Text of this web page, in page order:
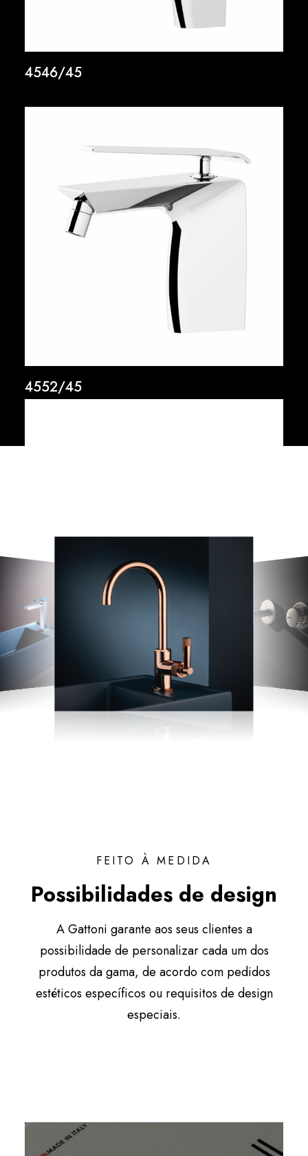
4546/45
4552/45
FEITO À MEDIDA
Possibilidades de design
A Gattoni garante aos seus clientes a
possibilidade de personalizar cada um dos
produtos da gama, de acordo com pedidos
estéticos específicos ou requisitos de design
especiais.